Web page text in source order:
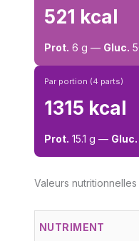
521 kcal
Prot. 6 g — Gluc.
Par portion (4 parts)
1315 kcal
Prot. 15.1 g — Gluc.
Valeurs
NUTRIMENT